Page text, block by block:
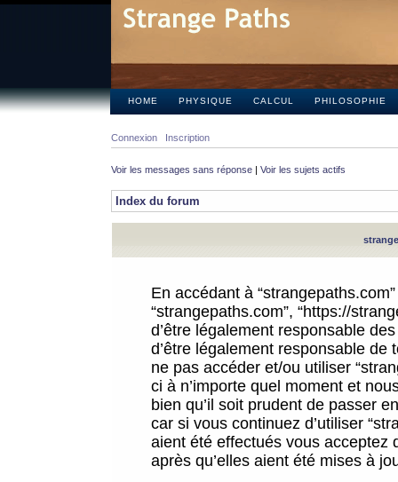
HOME PHYSIQUE CALCUL PHILOSOPHIE
Connexion Inscription
Voir les messages sans réponse | Voir les sujets actifs
Index du forum
En accédant à
“strangepaths.com”, “https://
d’être légalement responsable
d’être légalement responsable
ne pas accéder et/ou utiliser
ci à n’importe quel moment et
bien qu’il soit prudent de passer
car si vous continuez d’utiliser
aient été effectués vous acceptez
après qu’elles aient été mises à